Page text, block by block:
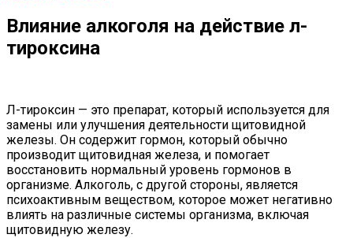
Влияние алкоголя на действие л-
тироксина
Л-тироксин — это препарат, который используется для
замены или улучшения деятельности щитовидной
железы. Он содержит гормон, который обычно
производит щитовидная железа, и помогает
восстановить нормальный уровень гормонов в
организме. Алкоголь, с другой стороны, является
психоактивным веществом, которое может негативно
влиять на различные системы организма, включая
щитовидную железу.